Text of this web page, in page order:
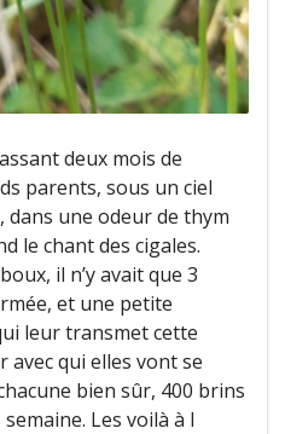
deux mois de
parents, sous un ciel
dans une odeur de thym
le chant des cigales.
il n’y avait que 3
et une petite
leur transmet cette
avec qui elles vont se
bien sûr, 400 brins
Les voilà à l